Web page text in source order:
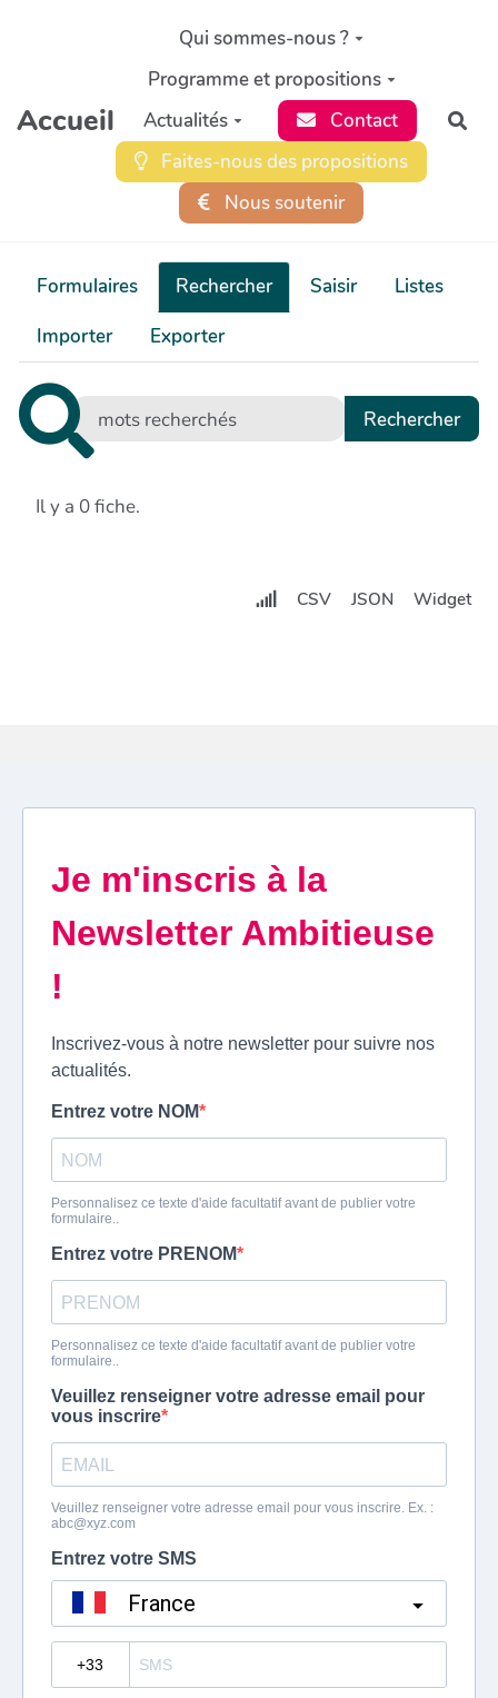
Aller au contenu principal
Accueil
Qui sommes-nous ?
Programme et propositions
Actualités
Contact
Faites-nous des propositions
Nous soutenir
Formulaires Rechercher Saisir
Listes
Importer
Exporter
Il y a 0 fiche.
CSV JSON Widget